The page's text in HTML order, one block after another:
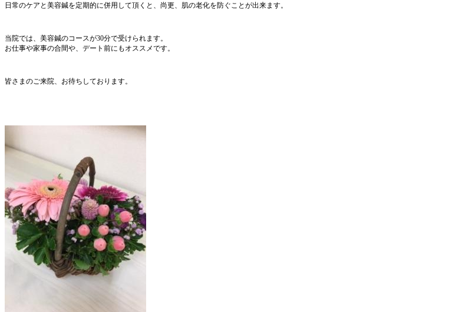
日常のケアと美容鍼を定期的に併用して頂くと、尚更、肌の老化を防ぐことが出来ます。
当院では、美容鍼のコースが30分で受けられます。
お仕事や家事の合間や、デート前にもオススメです。
皆さまのご来院、お待ちしております。